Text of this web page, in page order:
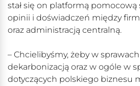
stał się on platformą pomocową
opinii i doświadczeń między
oraz administracją centralną.
– Chcielibyśmy, żeby w
dekarbonizacją oraz w ogóle w
dotyczących polskiego biznesu